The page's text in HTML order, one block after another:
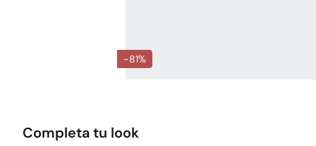
-81%
Completa tu look